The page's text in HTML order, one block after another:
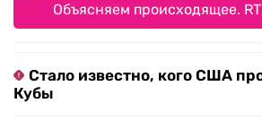
Объясняем происходящее.
Стало известно, кого США
Кубы